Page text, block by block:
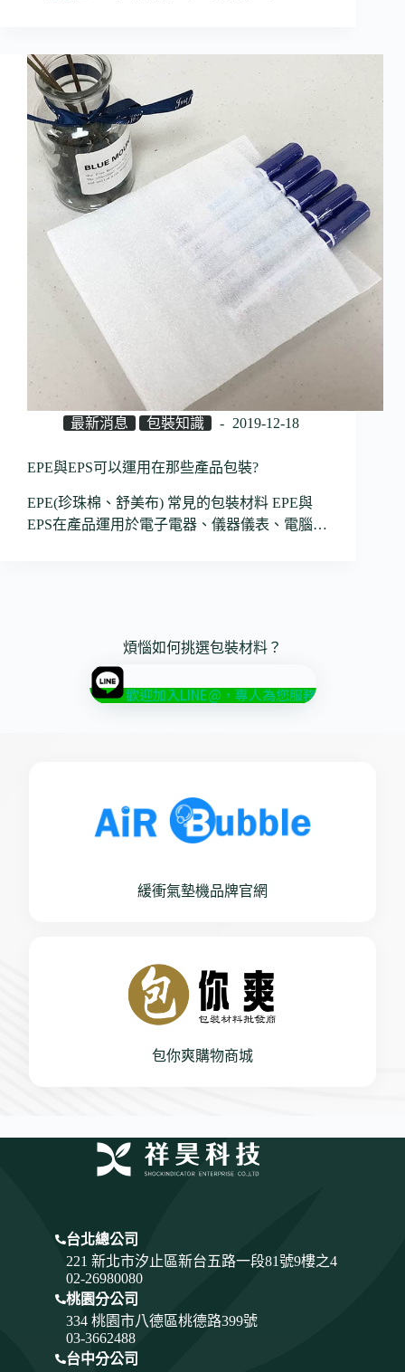
最新消息 包裝知識 2019-12-18
EPE與EPS可以運用在那些產品包裝?
EPE(珍珠棉、舒美布) 常見的包裝材料 EPE與
EPS在產品運用於電子電器、儀器儀表、電腦…
煩惱如何挑選包裝材料？
歡迎加入LINE@，專人為您服務
緩衝氣墊機品牌官網
包你爽購物商城
台北總公司
221 新北市汐止區新台五路一段81號9樓之4
02-26980080
桃園分公司
334 桃園市八德區桃德路399號
03-3662488
台中分公司